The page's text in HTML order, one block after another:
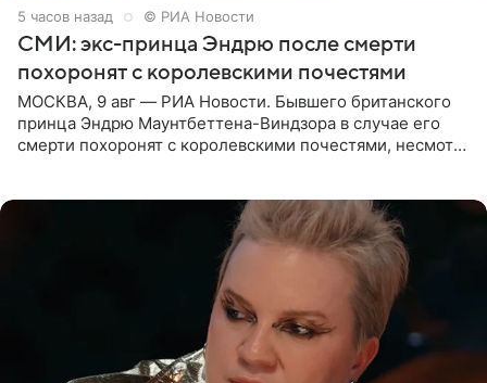
5 часов назад © РИА Новости
СМИ: экс-принца Эндрю после смерти
похоронят с королевскими почестями
МОСКВА, 9 авг — РИА Новости. Бывшего британского
принца Эндрю Маунтбеттена-Виндзора в случае его
смерти похоронят с королевскими почестями, несмотря